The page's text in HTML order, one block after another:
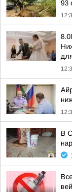
93
В